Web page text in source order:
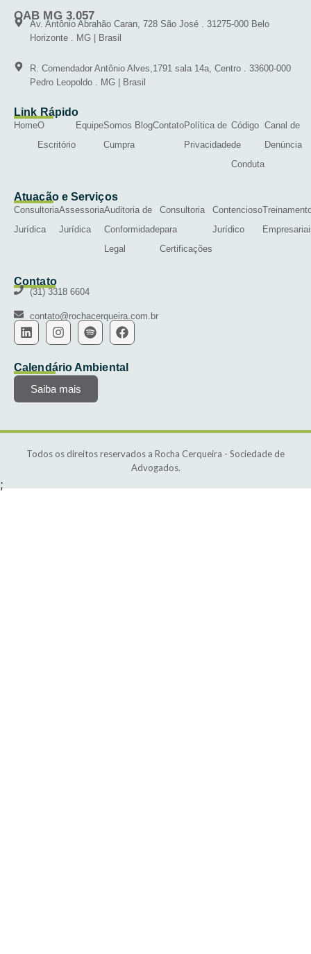
OAB MG 3.057
Av. Antônio Abrahão Caran, 728 São José . 31275-000 Belo
Horizonte . MG | Brasil
R. Comendador Antônio Alves,1791 sala 14a, Centro . 33600-000
Pedro Leopoldo . MG | Brasil
Link Rápido
HomeO
Escritório
EquipeSomos
Cumpra
BlogContatoPolítica de
Privacidade
Código
de
Conduta
Canal de
Denúncia
Atuação e Serviços
Consultoria
Jurídica
Assessoria
Jurídica
Auditoria de
Conformidade
Legal
Consultoria
para
Certificações
Contencioso
Jurídico
Contato
(31) 3318 6604
contato@rochacerqueira.com.br
Calendário Ambiental
Saiba mais
Todos os direitos reservados a Rocha Cerqueira - Sociedade de
Advogados.
;